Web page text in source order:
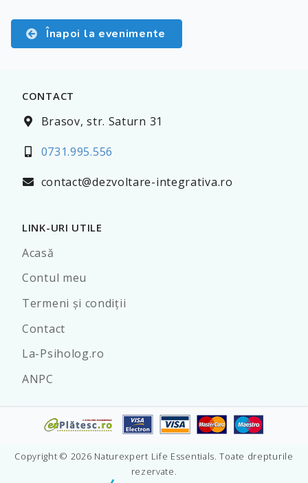
Înapoi la evenimente
CONTACT
Brasov, str. Saturn 31
0731.995.556
contact@dezvoltare-integrativa.ro
LINK-URI UTILE
Acasă
Contul meu
Termeni şi condiţii
Contact
La-Psiholog.ro
ANPC
Copyright © 2026 Naturexpert Life Essentials. Toate drepturile
rezervate.